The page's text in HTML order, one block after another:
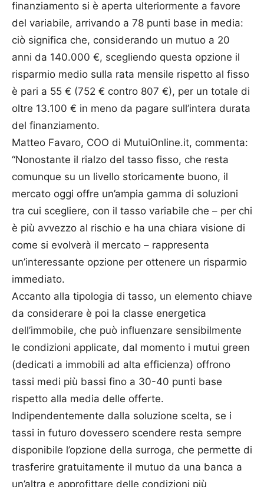
finanziamento si è aperta ulteriormente a favore
del variabile, arrivando a 78 punti base in media:
ciò significa che, considerando un mutuo a 20
anni da 140.000 €, scegliendo questa opzione il
risparmio medio sulla rata mensile rispetto al fisso
è pari a 55 € (752 € contro 807 €), per un totale di
oltre 13.100 € in meno da pagare sull’intera durata
del finanziamento.
Matteo Favaro, COO di MutuiOnline.it, commenta:
“Nonostante il rialzo del tasso fisso, che resta
comunque su un livello storicamente buono, il
mercato oggi offre un’ampia gamma di soluzioni
tra cui scegliere, con il tasso variabile che – per chi
è più avvezzo al rischio e ha una chiara visione di
come si evolverà il mercato – rappresenta
un’interessante opzione per ottenere un risparmio
immediato.
Accanto alla tipologia di tasso, un elemento chiave
da considerare è poi la classe energetica
dell’immobile, che può influenzare sensibilmente
le condizioni applicate, dal momento i mutui green
(dedicati a immobili ad alta efficienza) offrono
tassi medi più bassi fino a 30-40 punti base
rispetto alla media delle offerte.
Indipendentemente dalla soluzione scelta, se i
tassi in futuro dovessero scendere resta sempre
disponibile l’opzione della surroga, che permette di
trasferire gratuitamente il mutuo da una banca a
un’altra e approfittare delle condizioni più